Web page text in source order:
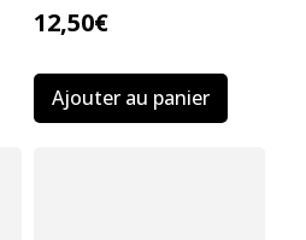
12,50€
Ajouter au panier